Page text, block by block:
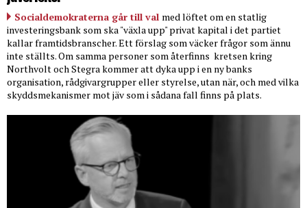
Socialdemokraterna går till val med löftet om en statlig
investeringsbank som ska "växla upp" privat kapital i det partiet
kallar framtidsbranscher. Ett förslag som väcker frågor som ännu
inte ställts. Om samma personer som återfinns kretsen kring
Northvolt och Stegra kommer att dyka upp i en ny banks
organisation, rådgivargrupper eller styrelse, utan när, och med vilka
skyddsmekanismer mot jäv som i sådana fall finns på plats.